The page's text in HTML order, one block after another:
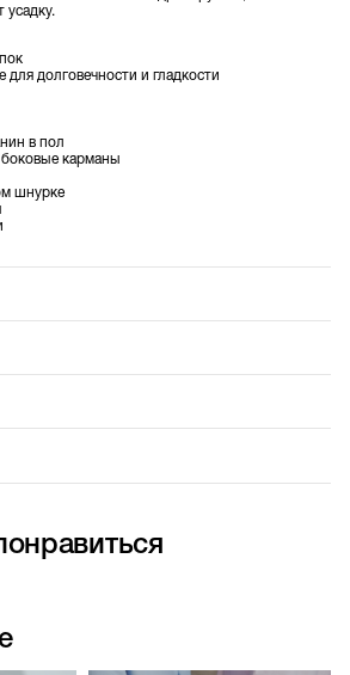
усадку.
для долговечности и гладкости
в пол
карманы
шнурке